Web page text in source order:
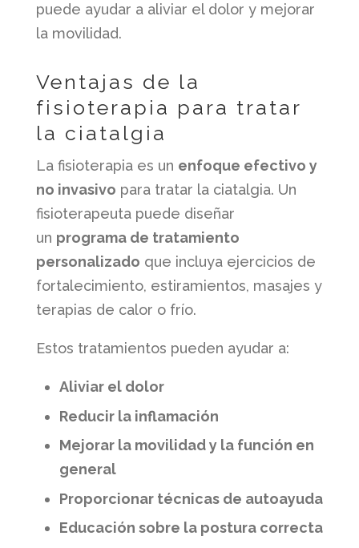
puede ayudar a aliviar el dolor y mejorar
la movilidad.
Ventajas de la
fisioterapia para tratar
la ciatalgia
La fisioterapia es un enfoque efectivo y
no invasivo para tratar la ciatalgia. Un
fisioterapeuta puede diseñar
un programa de tratamiento
personalizado que incluya ejercicios de
fortalecimiento, estiramientos, masajes y
terapias de calor o frío.
Estos tratamientos pueden ayudar a:
Aliviar el dolor
Reducir la inflamación
Mejorar la movilidad y la función en
general
Proporcionar técnicas de autoayuda
Educación sobre la postura correcta